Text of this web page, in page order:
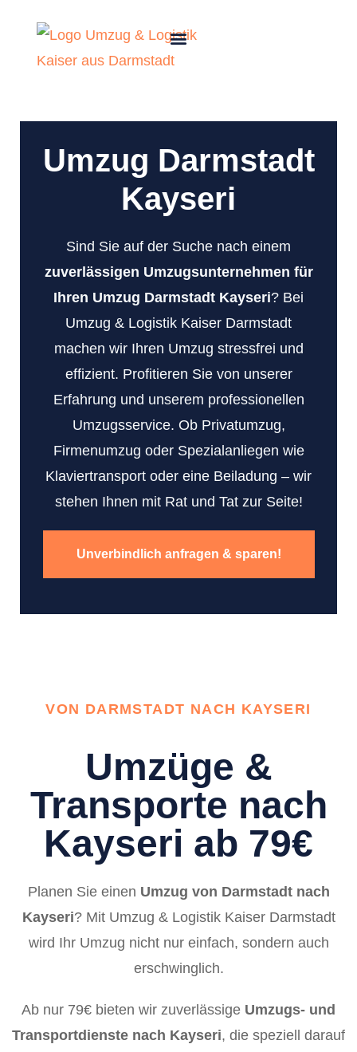
Umzug Darmstadt
Kayseri
Sind Sie auf der Suche nach einem
zuverlässigen Umzugsunternehmen für
Ihren Umzug Darmstadt Kayseri? Bei
Umzug & Logistik Kaiser Darmstadt
machen wir Ihren Umzug stressfrei und
effizient. Profitieren Sie von unserer
Erfahrung und unserem professionellen
Umzugsservice. Ob Privatumzug,
Firmenumzug oder Spezialanliegen wie
Klaviertransport oder eine Beiladung – wir
stehen Ihnen mit Rat und Tat zur Seite!
Unverbindlich anfragen & sparen!
VON DARMSTADT NACH KAYSERI
Umzüge &
Transporte nach
Kayseri ab 79€
Planen Sie einen Umzug von Darmstadt nach
Kayseri? Mit Umzug & Logistik Kaiser Darmstadt
wird Ihr Umzug nicht nur einfach, sondern auch
erschwinglich.
Ab nur 79€ bieten wir zuverlässige Umzugs- und
Transportdienste nach Kayseri, die speziell darauf